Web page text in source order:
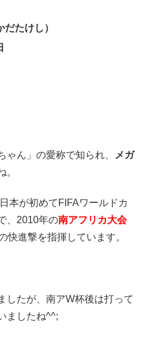
たけし）
ゃん」の愛称で知られ、
メガ
。
本が初めてFIFAワールドカ
、2010年の南アフリカ大会
快進撃を指揮しています。
したが、南アW杯後は打って
ましたね^^;